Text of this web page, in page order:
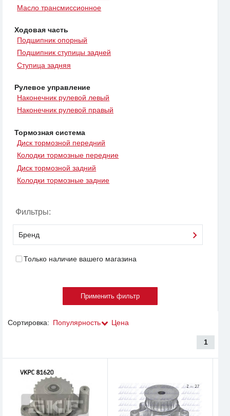
Масло трансмиссионное
Ходовая часть
Подшипник опорный
Подшипник ступицы задней
Ступица задняя
Рулевое управление
Наконечник рулевой левый
Наконечник рулевой правый
Тормозная система
Диск тормозной передний
Колодки тормозные передние
Диск тормозной задний
Колодки тормозные задние
Фильтры:
Бренд
Только наличие вашего магазина
Сортировка: Популярность Цена
1